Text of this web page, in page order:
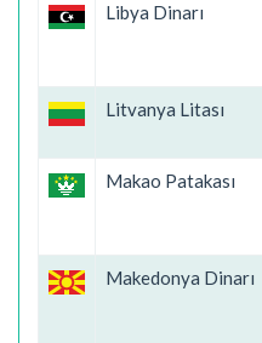
Libya Dinarı
Litvanya Litası
Makao Patakası
Makedonya Dinarı